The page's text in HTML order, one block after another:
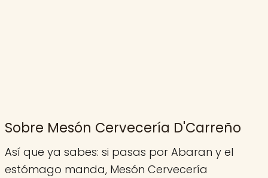
Sobre Mesón Cervecería D'Carreño
Así que ya sabes: si pasas por Abaran y el
estómago manda, Mesón Cervecería